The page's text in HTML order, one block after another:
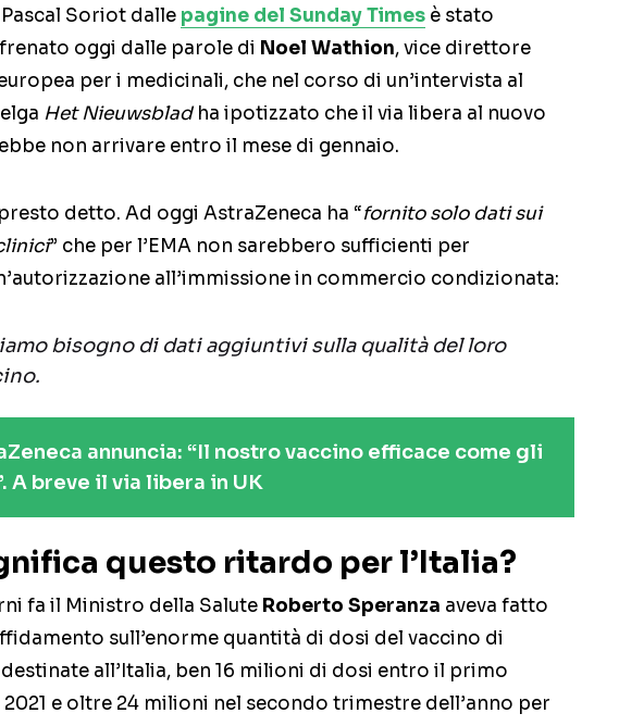
Soriot dalle pagine del Sunday Times è stato
oggi dalle parole di Noel Wathion, vice direttore
per i medicinali, che nel corso di un’intervista al
Het Nieuwsbladha ipotizzato che il via libera al nuovo
non arrivare entro il mese di gennaio.
detto. Ad oggi AstraZeneca ha “fornito solo dati sui
” che per l’EMA non sarebbero sufficienti per
all’immissione in commercio condizionata:
bisogno di dati aggiuntivi sulla qualità del loro
annuncia: “Il nostro vaccino efficace come gli
A breve il via libera in UK
questo ritardo per l’Italia?
fa il Ministro della Salute Roberto Speranza aveva fatto
sull’enorme quantità di dosi del vaccino di
all’Italia, ben 16 milioni di dosi entro il primo
e oltre 24 milioni nel secondo trimestre dell’anno per